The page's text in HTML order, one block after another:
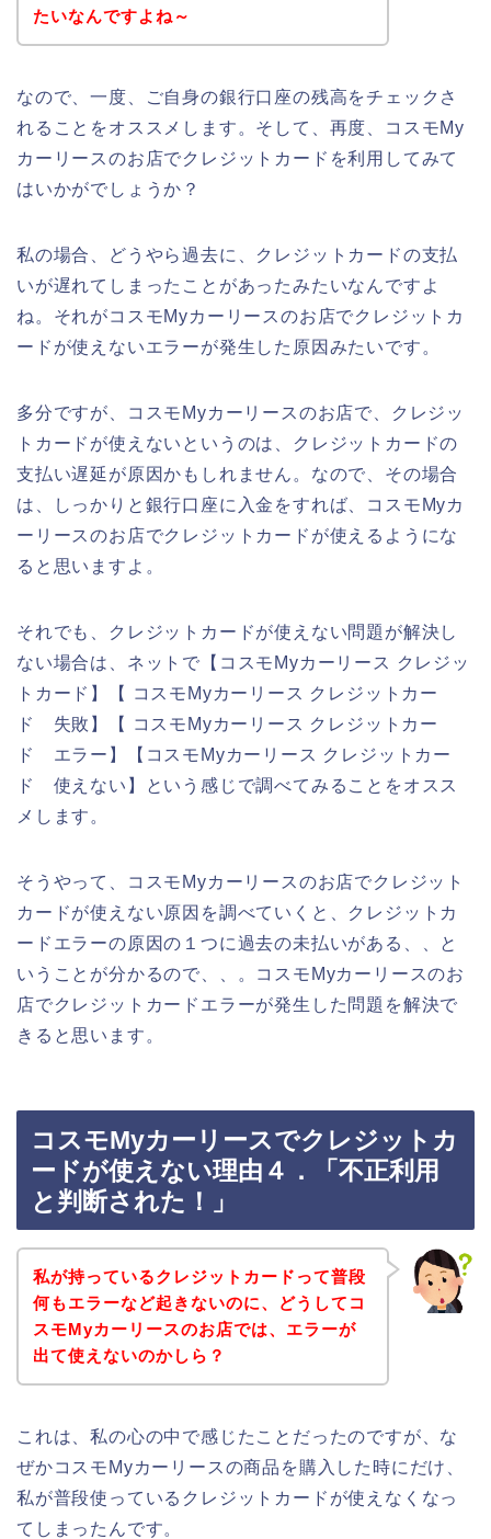
たいなんですよね～
なので、一度、ご自身の銀行口座の残高をチェックさ
れることをオススメします。そして、再度、コスモMy
カーリースのお店でクレジットカードを利用してみて
はいかがでしょうか？
私の場合、どうやら過去に、クレジットカードの支払
いが遅れてしまったことがあったみたいなんですよ
ね。それがコスモMyカーリースのお店でクレジットカ
ードが使えないエラーが発生した原因みたいです。
多分ですが、コスモMyカーリースのお店で、クレジッ
トカードが使えないというのは、クレジットカードの
支払い遅延が原因かもしれません。なので、その場合
は、しっかりと銀行口座に入金をすれば、コスモMyカ
ーリースのお店でクレジットカードが使えるようにな
ると思いますよ。
それでも、クレジットカードが使えない問題が解決し
ない場合は、ネットで【コスモMyカーリース クレジッ
トカード】【 コスモMyカーリース クレジットカー
ド 失敗】【 コスモMyカーリース クレジットカー
ド エラー】【コスモMyカーリース クレジットカー
ド 使えない】という感じで調べてみることをオスス
メします。
そうやって、コスモMyカーリースのお店でクレジット
カードが使えない原因を調べていくと、クレジットカ
ードエラーの原因の１つに過去の未払いがある、、と
いうことが分かるので、、。コスモMyカーリースのお
店でクレジットカードエラーが発生した問題を解決で
きると思います。
コスモMyカーリースでクレジットカ
ードが使えない理由４．「不正利用
と判断された！」
私が持っているクレジットカードって普段
何もエラーなど起きないのに、どうしてコ
スモMyカーリースのお店では、エラーが
出て使えないのかしら？
これは、私の心の中で感じたことだったのですが、な
ぜかコスモMyカーリースの商品を購入した時にだけ、
私が普段使っているクレジットカードが使えなくなっ
てしまったんです。